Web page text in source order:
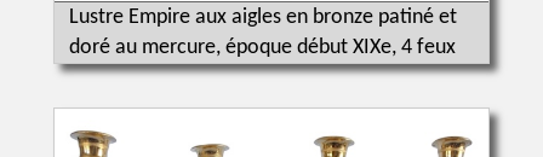
Lustre Empire aux aigles en bronze patiné et
doré au mercure, époque début XIXe, 4 feux